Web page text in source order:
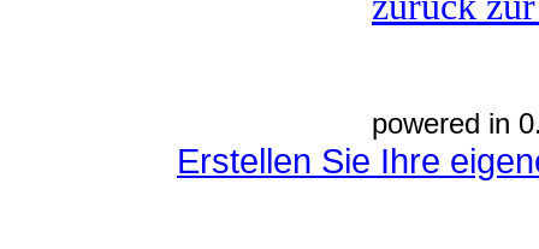
powered in
Erstellen Sie Ihre